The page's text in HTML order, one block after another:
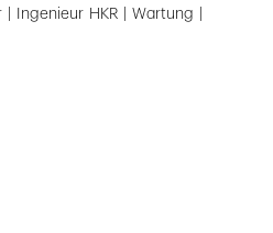
Ingenieur HKR | Wartung |